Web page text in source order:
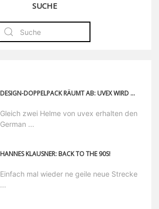
SUCHE
DESIGN-DOPPELPACK RÄUMT AB: UVEX WIRD ZWEIMAL MIT DEM GERMAN DESIGN AWARD PRÄMIERT.
Gleich zwei Helme von uvex erhalten den
German ...
HANNES KLAUSNER: BACK TO THE 90S!
Einfach mal wieder ne geile neue Strecke
...